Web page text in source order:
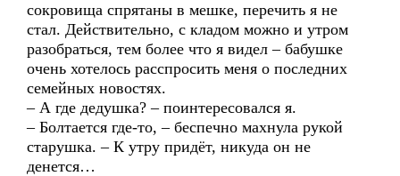
сокровища спрятаны в мешке, перечить я не
стал. Действительно, с кладом можно и утром
разобраться, тем более что я видел – бабушке
очень хотелось расспросить меня о последних
семейных новостях.
– А где дедушка? – поинтересовался я.
– Болтается где-то, – беспечно махнула рукой
старушка. – К утру придёт, никуда он не
денется…